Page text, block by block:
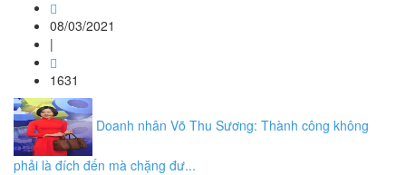
08/03/2021
|
1631
Doanh nhân Võ Thu Sương: Thành công không
phải là đích đến mà chặng đư...